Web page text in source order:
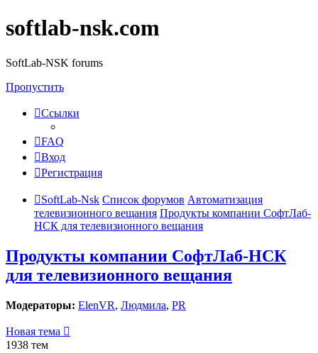
softlab-nsk.com
SoftLab-NSK forums
Пропустить
Ссылки
FAQ
Вход
Регистрация
SoftLab-Nsk Список форумов Автоматизация
телевизионного вещания Продукты компании СофтЛаб-
НСК для телевизионного вещания
Продукты компании СофтЛаб-НСК
для телевизионного вещания
Модераторы: ElenVR, Людмила, PR
Новая тема
1938 тем